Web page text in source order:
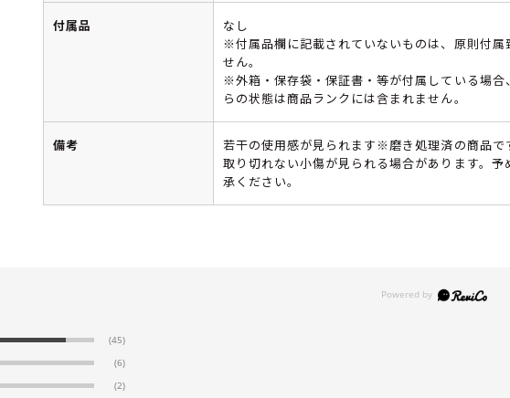
付属品
なし
※付属品欄に記載されていないものは、原則付属
せん。
※外箱・保存袋・保証書・等が付属している場合
らの状態は商品ランクには含まれません。
備考
若干の使用感が見られます※磨き処理済の商品で
取り切れない小傷が見られる場合があります。予
承ください。
(45)
(6)
(2)